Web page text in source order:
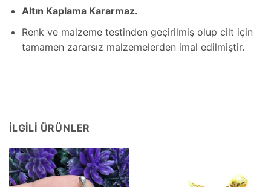
Altın Kaplama Kararmaz.
Renk ve malzeme testinden geçirilmiş olup cilt için
tamamen zararsız malzemelerden imal edilmiştir.
İLGILI ÜRÜNLER